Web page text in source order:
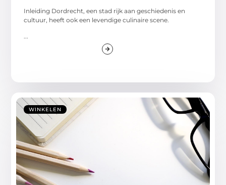
Inleiding Dordrecht, een stad rijk aan geschiedenis en
cultuur, heeft ook een levendige culinaire scene.
...
WINKELEN